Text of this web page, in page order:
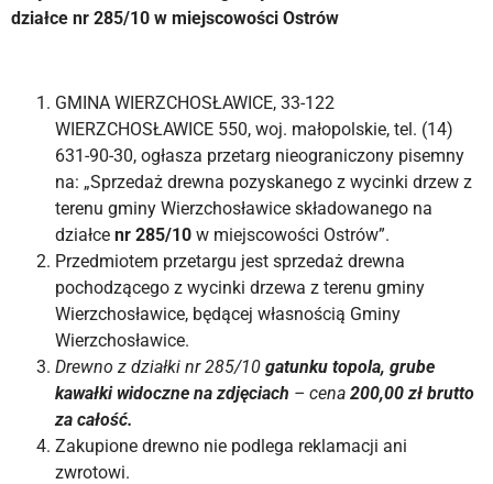
działce nr 285/10 w miejscowości Ostrów
GMINA WIERZCHOSŁAWICE, 33-122
WIERZCHOSŁAWICE 550, woj. małopolskie, tel. (14)
631-90-30, ogłasza przetarg nieograniczony pisemny
na: „Sprzedaż drewna pozyskanego z wycinki drzew z
terenu gminy Wierzchosławice składowanego na
działce nr 285/10 w miejscowości Ostrów”.
Przedmiotem przetargu jest sprzedaż drewna
pochodzącego z wycinki drzewa z terenu gminy
Wierzchosławice, będącej własnością Gminy
Wierzchosławice.
Drewno z działki nr 285/10 gatunku topola, grube
kawałki widoczne na zdjęciach – cena 200,00 zł brutto
za całość.
Zakupione drewno nie podlega reklamacji ani
zwrotowi.